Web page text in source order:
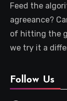
Feed the
agreeance?
of hitting the
we try it a
Follow Us